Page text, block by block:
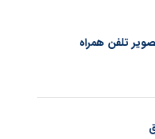
تلفن همراه